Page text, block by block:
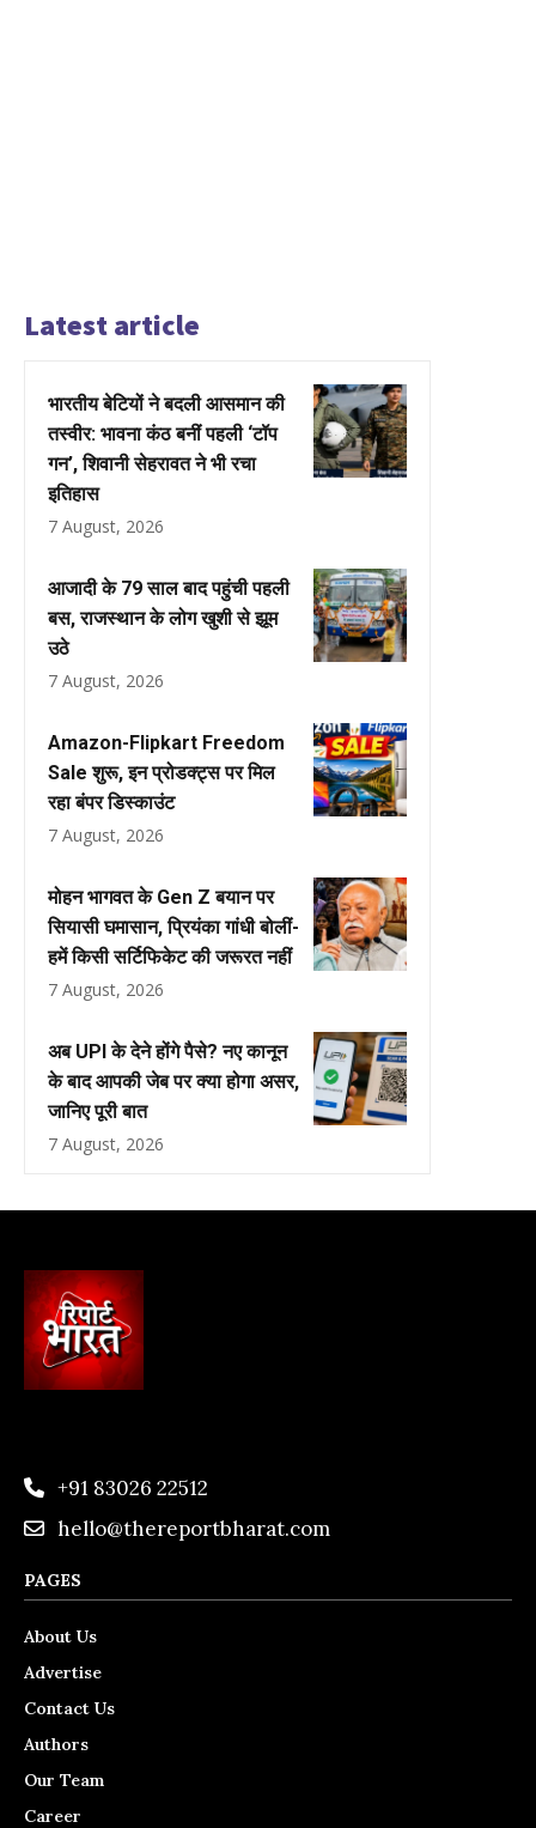
Latest article
भारतीय बेटियों ने बदली आसमान की
तस्वीर: भावना कंठ बनीं पहली ‘टॉप
गन’, शिवानी सेहरावत ने भी रचा
इतिहास
7 August, 2026
आजादी के 79 साल बाद पहुंची पहली
बस, राजस्थान के लोग खुशी से झूम
उठे
7 August, 2026
Amazon-Flipkart Freedom
Sale शुरू, इन प्रोडक्ट्स पर मिल
रहा बंपर डिस्काउंट
7 August, 2026
मोहन भागवत के Gen Z बयान पर
सियासी घमासान, प्रियंका गांधी बोलीं-
हमें किसी सर्टिफिकेट की जरूरत नहीं
7 August, 2026
अब UPI के देने होंगे पैसे? नए कानून
के बाद आपकी जेब पर क्या होगा असर,
जानिए पूरी बात
7 August, 2026
+91 83026 22512
hello@thereportbharat.com
PAGES
About Us
Advertise
Contact Us
Authors
Our Team
Career